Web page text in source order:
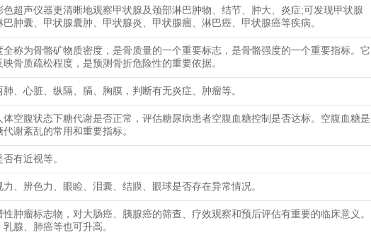
色超声仪器更清晰地观察甲状腺及颈部淋巴肿物、结节、肿大、炎症;可发现甲状腺
巴肿囊、甲状腺囊肿、甲状腺炎、甲状腺瘤、淋巴癌、甲状腺癌等疾病。
全称为骨骼矿物质密度，是骨质量的一个重要标志，是骨骼强度的一个重要指标。它
映骨质疏松程度，是预测骨折危险性的重要依据。
肺、心脏、纵隔、膈、胸膜，判断有无炎症、肿瘤等。
体空腹状态下糖代谢是否正常，评估糖尿病患者空腹血糖控制是否达标。空腹血糖是
代谢紊乱的常用和重要指标。
有近视等。
力、辨色力、眼睑、泪囊、结膜、眼球是否存在异常情况。
性肿瘤标志物，对大肠癌、胰腺癌的筛查、疗效观察和预后评估有重要的临床意义。
乳腺、肺癌等也可升高。